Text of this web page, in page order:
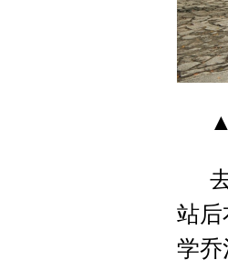
站
学乔